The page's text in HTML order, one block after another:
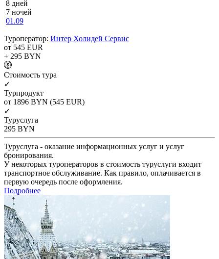
8 дней
7 ночей
01.09
Туроператор: Интер Холидей Сервис
от 545 EUR
+ 295 BYN
Cтоимость тура
✓
Турпродукт
от 1896 BYN (545 EUR)
✓
Туруслуга
295 BYN
Туруслуга - оказание информационных услуг и услуг
бронирования.
У некоторых туроператоров в стоимость туруслуги входит
транспортное обслуживание. Как правило, оплачивается в
первую очередь после оформления.
Подробнее